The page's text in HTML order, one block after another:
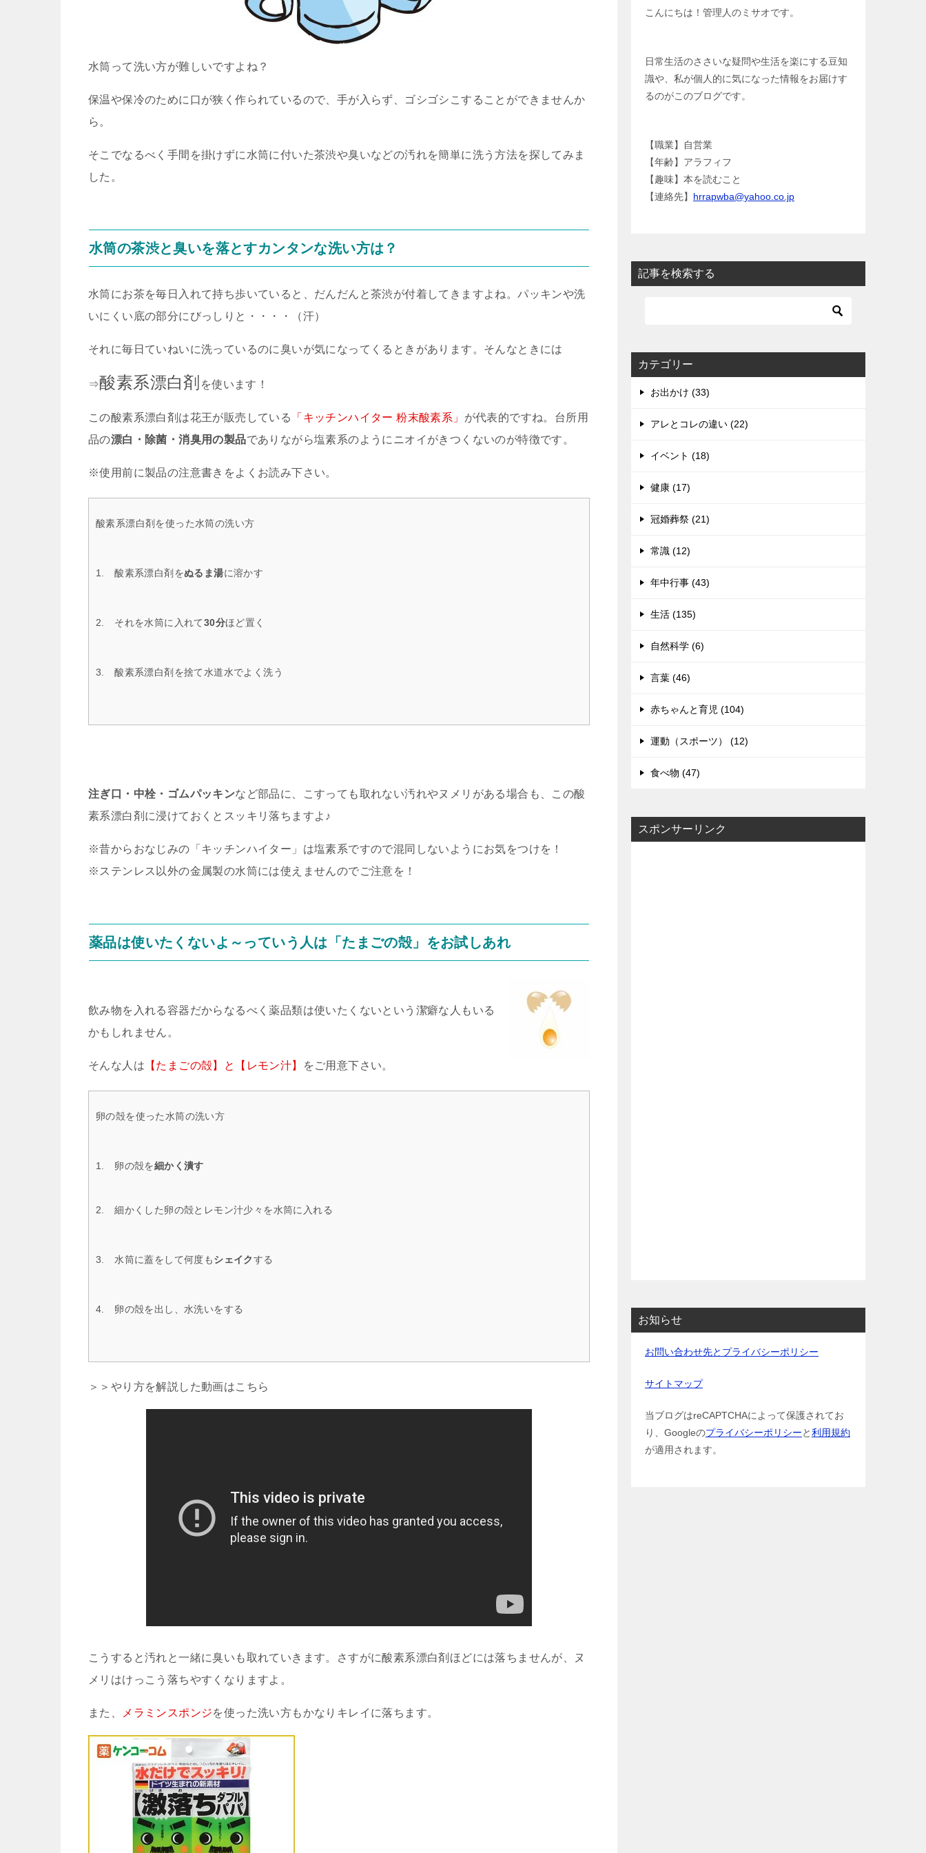
水筒って洗い方が難しいですよね？
保温や保冷のために口が狭く作られているので、手が入らず、ゴシゴシこすることができませんか
ら。
そこでなるべく手間を掛けずに水筒に付いた茶渋や臭いなどの汚れを簡単に洗う方法を探してみま
した。
水筒の茶渋と臭いを落とすカンタンな洗い方は？
水筒にお茶を毎日入れて持ち歩いていると、だんだんと茶渋が付着してきますよね。パッキンや洗
いにくい底の部分にびっしりと・・・・（汗）
それに毎日ていねいに洗っているのに臭いが気になってくるときがあります。そんなときには
⇒酸素系漂白剤 を使います！
この酸素系漂白剤は花王が販売している 「キッチンハイター 粉末酸素系」 が代表的ですね。台所用
品の漂白・除菌・消臭用の製品でありながら塩素系のようにニオイがきつくないのが特徴です。
※使用前に製品の注意書きをよくお読み下さい。
酸素系漂白剤を使った水筒の洗い方
1. 酸素系漂白剤をぬるま湯に溶かす
2. それを水筒に入れて30分ほど置く
3. 酸素系漂白剤を捨て水道水でよく洗う
注ぎ口・中栓・ゴムパッキンなど部品に、こすっても取れない汚れやヌメリがある場合も、この酸
素系漂白剤に浸けておくとスッキリ落ちますよ♪
※昔からおなじみの「キッチンハイター」は塩素系ですので混同しないようにお気をつけを！
※ステンレス以外の金属製の水筒には使えませんのでご注意を！
薬品は使いたくないよ～っていう人は「たまごの殻」をお試しあれ
飲み物を入れる容器だからなるべく薬品類は使いたくないという潔癖な人もいる
かもしれません。
そんな人は 【たまごの殻】と【レモン汁】 をご用意下さい。
卵の殻を使った水筒の洗い方
1. 卵の殻を細かく潰す
2. 細かくした卵の殻とレモン汁少々を水筒に入れる
3. 水筒に蓋をして何度もシェイクする
4. 卵の殻を出し、水洗いをする
＞＞やり方を解説した動画はこちら
こうすると汚れと一緒に臭いも取れていきます。さすがに酸素系漂白剤ほどには落ちませんが、ヌ
メリはけっこう落ちやすくなりますよ。
また、 メラミンスポンジを使った洗い方もかなりキレイに落ちます。
こんにちは！管理人のミサオです。
日常生活のささいな疑問や生活を楽にする豆知
識や、私が個人的に気になった情報をお届けす
るのがこのブログです。
【職業】自営業
【年齢】アラフィフ
【趣味】本を読むこと
【連絡先】 hrrapwba@yahoo.co.jp
記事を検索する
カテゴリー
お出かけ (33)
アレとコレの違い (22)
イベント (18)
健康 (17)
冠婚葬祭 (21)
常識 (12)
年中行事 (43)
生活 (135)
自然科学 (6)
言葉 (46)
赤ちゃんと育児 (104)
運動（スポーツ） (12)
食べ物 (47)
スポンサーリンク
お知らせ
お問い合わせ先とプライバシーポリシー
サイトマップ
当ブログはreCAPTCHAによって保護されてお
り、Googleのプライバシーポリシーと利用規約
が適用されます。